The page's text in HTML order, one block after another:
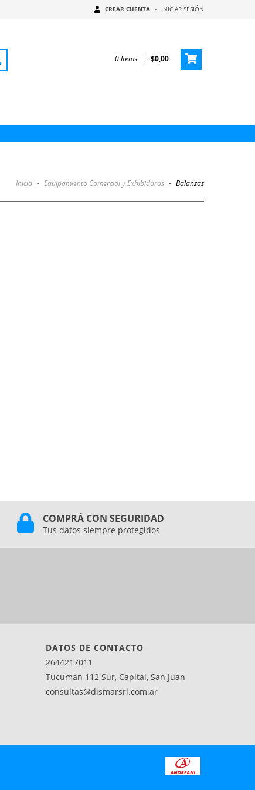
CREAR CUENTA - INICIAR SESIÓN
0Items | $0,00
Inicio - Equipamiento Comercial y Exhibidoras - Balanzas
COMPRÁ CON SEGURIDAD
Tus datos siempre protegidos
DATOS DE CONTACTO
2644217011
Tucuman 112 Sur, Capital, San Juan
consultas@dismarsrl.com.ar